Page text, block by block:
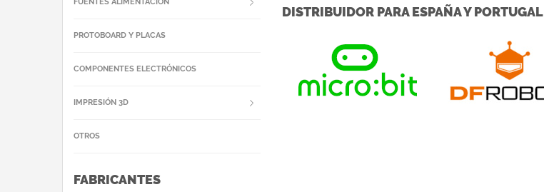
DISTRIBUIDOR PARA ESPAÑA Y PORTUGAL
PROTOBOARD Y PLACAS
COMPONENTES ELECTRÓNICOS
IMPRESIÓN 3D
OTROS
FABRICANTES